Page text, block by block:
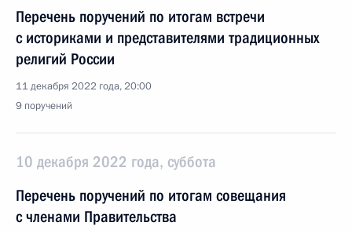
Перечень поручений по итогам встречи
с историками и представителями традиционных
религий России
11 декабря 2022 года, 20:00
9 поручений
10 декабря 2022 года, суббота
Перечень поручений по итогам совещания
с членами Правительства